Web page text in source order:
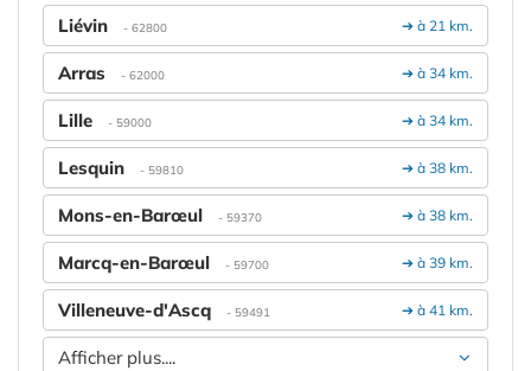
➔ à 21 km.
Liévin - 62800
➔ à 34 km.
Arras - 62000
➔ à 34 km.
Lille - 59000
➔ à 38 km.
Lesquin - 59810
➔ à 38 km.
Mons-en-Barœul - 59370
➔ à 39 km.
Marcq-en-Barœul - 59700
➔ à 41 km.
Villeneuve-d'Ascq - 59491
Afficher plus....